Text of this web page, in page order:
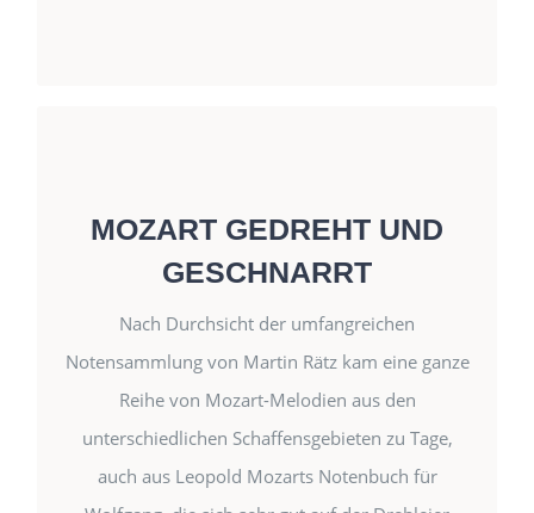
MOZART GEDREHT UND
GESCHNARRT
Nach Durchsicht der umfangreichen
Notensammlung von Martin Rätz kam eine ganze
Reihe von Mozart-Melodien aus den
unterschiedlichen Schaffensgebieten zu Tage,
auch aus Leopold Mozarts Notenbuch für
Autor: Martin Rätz
Mozart gedreht und geschnarrt (Noten)
30 Mozartmelodien, ein- und zweistimmig,